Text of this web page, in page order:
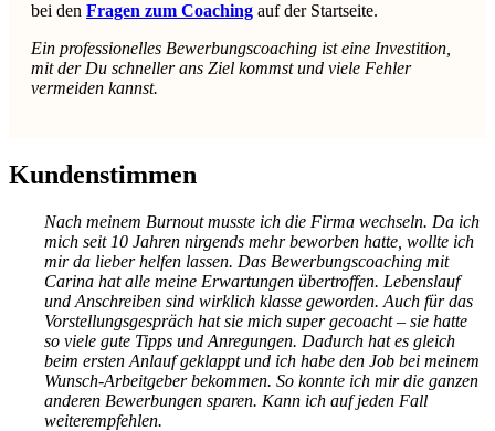
bei den Fragen zum Coaching auf der Startseite.
Ein professionelles Bewerbungscoaching ist eine Investition,
mit der Du schneller ans Ziel kommst und viele Fehler
vermeiden kannst.
Kundenstimmen
Nach meinem Burnout musste ich die Firma wechseln. Da ich
mich seit 10 Jahren nirgends mehr beworben hatte, wollte ich
mir da lieber helfen lassen. Das Bewerbungscoaching mit
Carina hat alle meine Erwartungen übertroffen. Lebenslauf
und Anschreiben sind wirklich klasse geworden. Auch für das
Vorstellungsgespräch hat sie mich super gecoacht – sie hatte
so viele gute Tipps und Anregungen. Dadurch hat es gleich
beim ersten Anlauf geklappt und ich habe den Job bei meinem
Wunsch-Arbeitgeber bekommen. So konnte ich mir die ganzen
anderen Bewerbungen sparen. Kann ich auf jeden Fall
weiterempfehlen.